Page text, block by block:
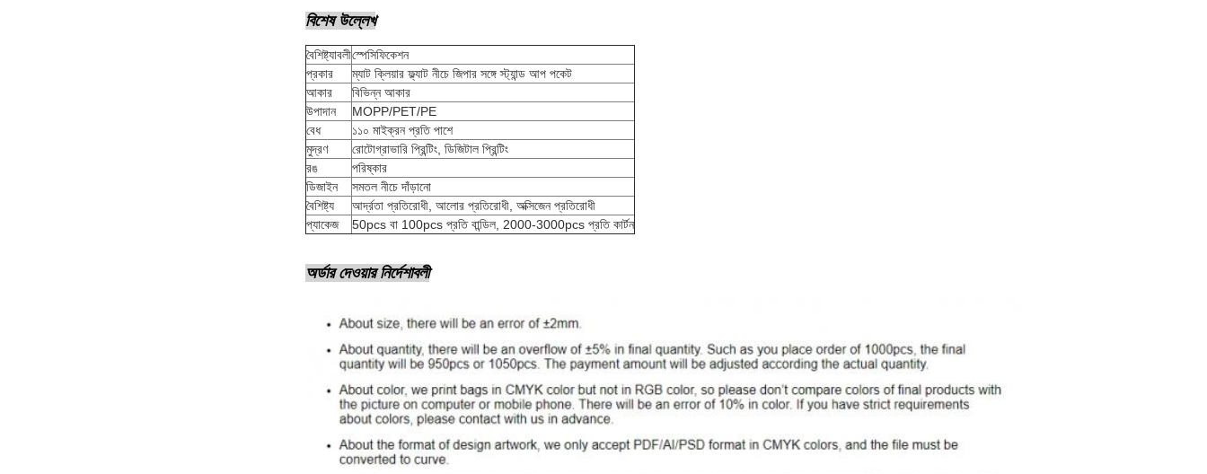
বিশেষ উল্লেখ
বৈশিষ্ট্যাবলীস্পেসিফিকেশন
প্রকার
ম্যাট ক্লিয়ার ফ্ল্যাট নীচে জিপার সঙ্গে স্ট্যান্ড আপ পকেট
আকার
বিভিন্ন আকার
উপাদান
MOPP/PET/PE
বেধ
১১০ মাইক্রন প্রতি পাশে
মুদ্রণ
রোটোগ্রাভারি প্রিন্টিং, ডিজিটাল প্রিন্টিং
রঙ
পরিষ্কার
ডিজাইন
সমতল নীচে দাঁড়ানো
বৈশিষ্ট্য
আর্দ্রতা প্রতিরোধী, আলোর প্রতিরোধী, অক্সিজেন প্রতিরোধী
প্যাকেজ
50pcs বা 100pcs প্রতি বান্ডিল, 2000-3000pcs প্রতি কার্টন
অর্ডার দেওয়ার নির্দেশাবলী